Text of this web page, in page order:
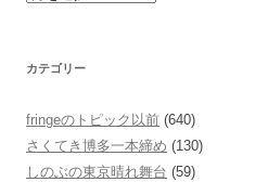
カテゴリー
fringeのトピック以前 (640)
さくてき博多一本締め (130)
しのぶの東京晴れ舞台 (59)